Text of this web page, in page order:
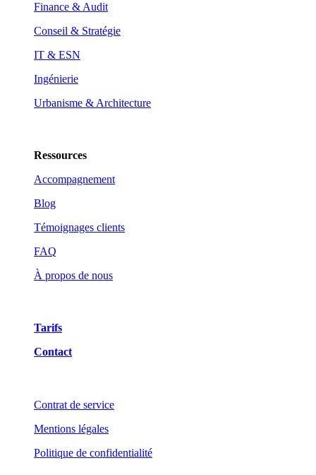
Finance & Audit
Conseil & Stratégie
IT & ESN
Ingénierie
Urbanisme & Architecture
Ressources
Accompagnement
Blog
Témoignages clients
FAQ
À propos de nous
Tarifs
Contact
Contrat de service
Mentions légales
Politique de confidentialité